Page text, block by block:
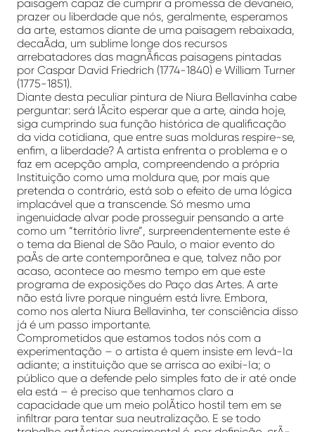
paisagem capaz de cumprir a promessa de devaneio,
prazer ou liberdade que nós, geralmente, esperamos
da arte, estamos diante de uma paisagem rebaixada,
decaÃ­da, um sublime longe dos recursos
arrebatadores das magnÃ­ficas paisagens pintadas
por Caspar David Friedrich (1774-1840) e William Turner
(1775-1851).
Diante desta peculiar pintura de Niura Bellavinha cabe
perguntar: será lÃ­cito esperar que a arte, ainda hoje,
siga cumprindo sua função histórica de qualificação
da vida cotidiana, que entre suas molduras respire-se,
enfim, a liberdade? A artista enfrenta o problema e o
faz em acepção ampla, compreendendo a própria
Instituição como uma moldura que, por mais que
pretenda o contrário, está sob o efeito de uma lógica
implacável que a transcende. Só mesmo uma
ingenuidade alvar pode prosseguir pensando a arte
como um “território livre”, surpreendentemente este é
o tema da Bienal de São Paulo, o maior evento do
paÃ­s de arte contemporânea e que, talvez não por
acaso, acontece ao mesmo tempo em que este
programa de exposições do Paço das Artes. A arte
não está livre porque ninguém está livre. Embora,
como nos alerta Niura Bellavinha, ter consciência disso
já é um passo importante.
Comprometidos que estamos todos nós com a
experimentação – o artista é quem insiste em levá-Ia
adiante; a instituição que se arrisca ao exibi-Ia; o
público que a defende pelo simples fato de ir até onde
ela está – é preciso que tenhamos claro a
capacidade que um meio polÃ­tico hostil tem em se
infiltrar para tentar sua neutralização. E se todo